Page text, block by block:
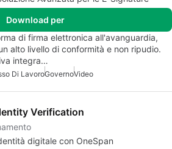
Download per
di firma elettronica all'avanguardia,
alto livello di conformità e non ripudio.
integra…
Di LavoroGovernoVideo
Verification
digitale con OneSpan